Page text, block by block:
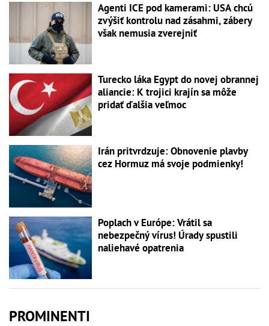
Agenti ICE pod kamerami: USA chcú
zvýšiť kontrolu nad zásahmi, zábery
však nemusia zverejniť
Turecko láka Egypt do novej obrannej
aliancie: K trojici krajín sa môže
pridať ďalšia veľmoc
Irán pritvrdzuje: Obnovenie plavby
cez Hormuz má svoje podmienky!
Poplach v Európe: Vrátil sa
nebezpečný vírus! Úrady spustili
naliehavé opatrenia
PROMINENTI